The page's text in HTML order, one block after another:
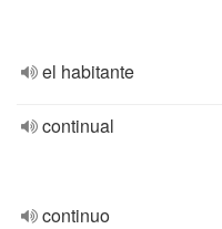
el habitante
continual
continuo